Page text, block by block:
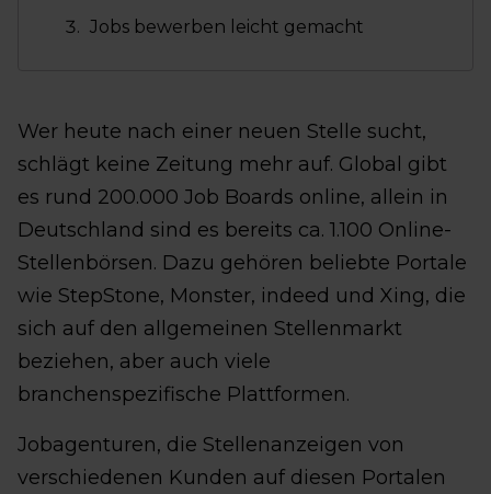
Jobs bewerben leicht gemacht
Wer heute nach einer neuen Stelle sucht,
schlägt keine Zeitung mehr auf. Global gibt
es rund 200.000 Job Boards online, allein in
Deutschland sind es bereits ca. 1.100 Online-
Stellenbörsen. Dazu gehören beliebte Portale
wie StepStone, Monster, indeed und Xing, die
sich auf den allgemeinen Stellenmarkt
beziehen, aber auch viele
branchenspezifische Plattformen.
Jobagenturen, die Stellenanzeigen von
verschiedenen Kunden auf diesen Portalen